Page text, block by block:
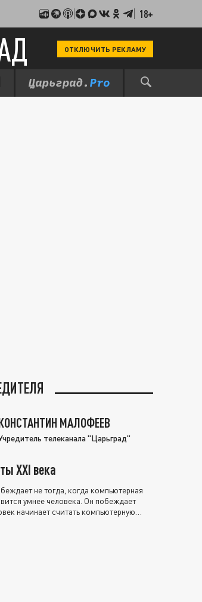
18+
ОТКЛЮЧИТЬ РЕКЛАМУ
МАЛОФЕЕВ
телеканала "Царьград"
XXI века
не тогда, когда компьютерная
умнее человека. Он побеждает
начинает считать компьютерную